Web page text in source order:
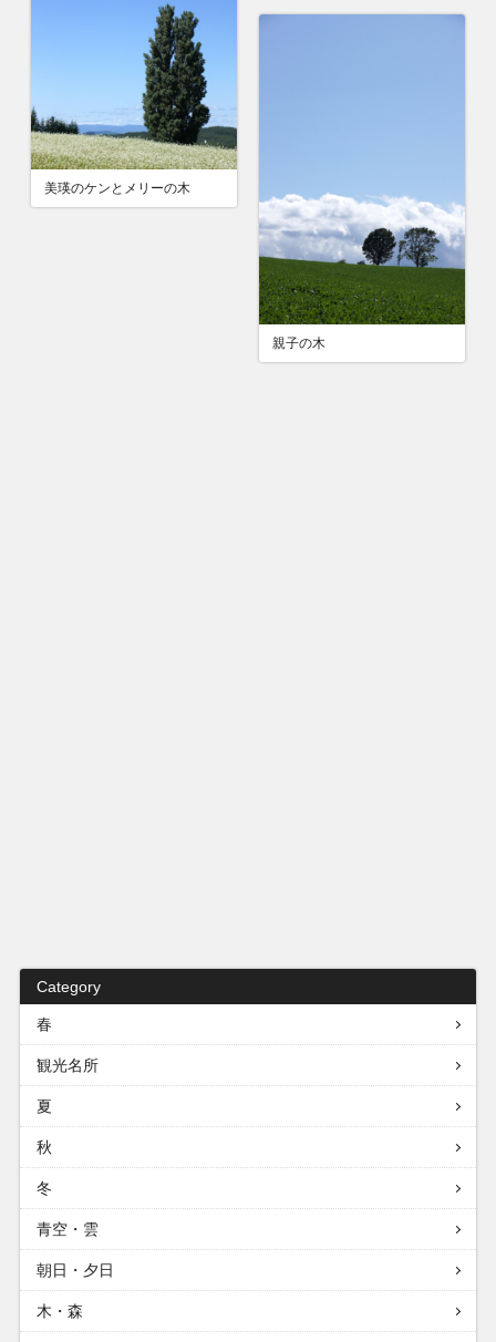
美瑛のケンとメリーの木
親子の木
Category
春
観光名所
夏
秋
冬
青空・雲
朝日・夕日
木・森